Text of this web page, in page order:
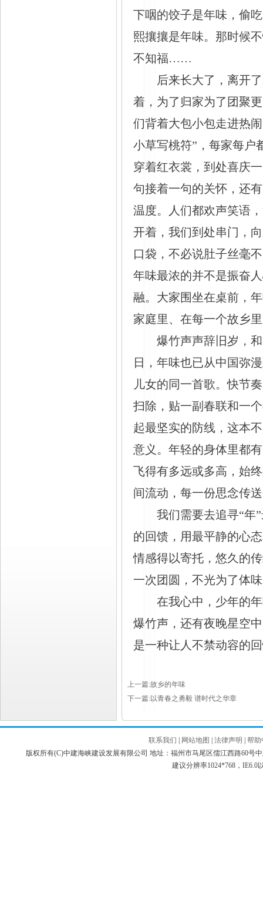
下咽的饺子是年味，偷
熙攘攘是年味。那时候
不知福……
后来长大了，离开
着，为了归家为了团聚
们背着大包小包走进热
小草写桃符”，每家每户
穿着红衣裳，到处喜庆
句接着一句的关怀，还
温度。人们都欢声笑语
开着，我们到处串门，
口袋，不必说肚子丝毫
年味最浓的并不是振奋
融。大家围坐在桌前，
家庭里、在每一个故乡
爆竹声声辞旧岁，
日，年味也已从中国弥
儿女的同一首歌。快节
扫除，贴一副春联和一
起最坚实的防线，这本
意义。年轻的身体里都
飞得有多远或多高，始
间流动，每一份思念传
我们需要去追寻“年
的回馈，用最平静的心
情感得以寄托，悠久的
一次团圆，不光为了体
在我心中，少年的
爆竹声，还有夜晚星空
是一种让人不禁动容的
上一篇:故乡的年味
下一篇:以青春之勇毅 谱时代之华章
联系我们 网站地图 法律声明
帮助
版权所有(C)中建海峡建设发展有限公司 地址：福州市马尾区儒江西路60号中
建议分辨率1024*768，IE6.0